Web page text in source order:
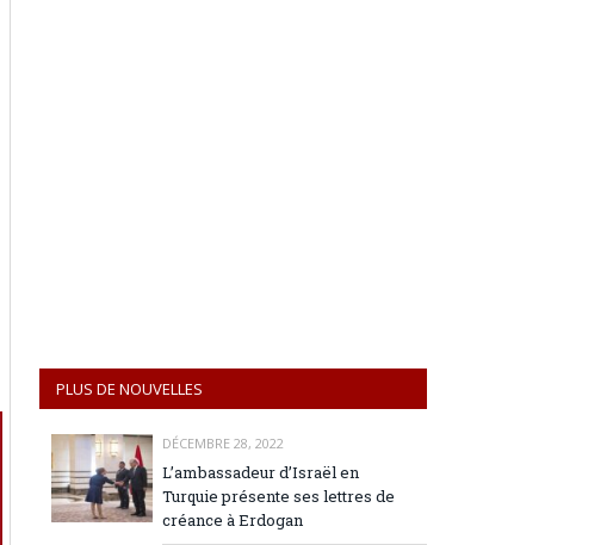
PLUS DE NOUVELLES
DÉCEMBRE 28, 2022
L’ambassadeur d’Israël en
Turquie présente ses lettres de
créance à Erdogan